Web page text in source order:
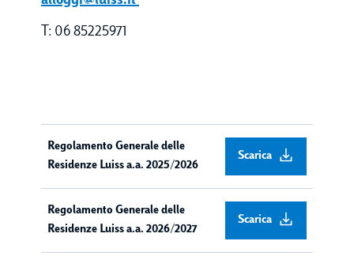
T: 06 85225971
Regolamento Generale delle
Residenze Luiss a.a. 2025/2026
Scarica
Regolamento Generale delle
Residenze Luiss a.a. 2026/2027
Scarica